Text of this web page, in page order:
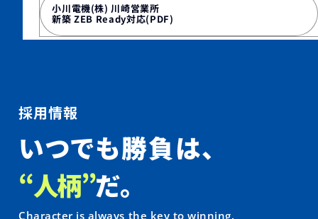
小川電機(株) 川崎営業所
新築 ZEB Ready対応(PDF)
採用情報
いつでも勝負は、
“人柄”だ。
Character is always the key to winning.